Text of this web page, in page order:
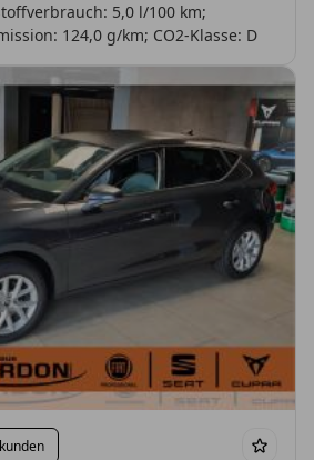
5,0 l/100 km;
124,0 g/km; CO2-Klasse: D